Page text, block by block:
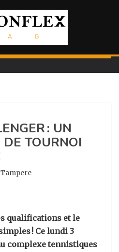
: UN
DE TOURNOI
qualifications et le
! Ce lundi 3
complexe tennistiques